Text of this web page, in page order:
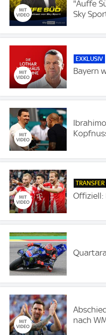
"Auffe
Sky
EXKLUSIV
Bayern
TRANSFER
Offiziell:
nach